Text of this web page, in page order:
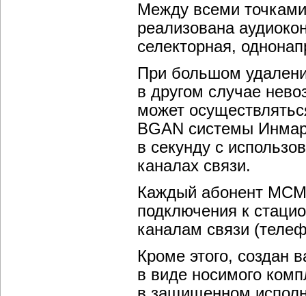
Между всеми
реализована
селекторная,
При большом
в другом случае
может
BGAN системы
в секунду с
каналах связи.
Каждый абонент
подключения к
каналам связи
Кроме этого, создан
в виде носимого